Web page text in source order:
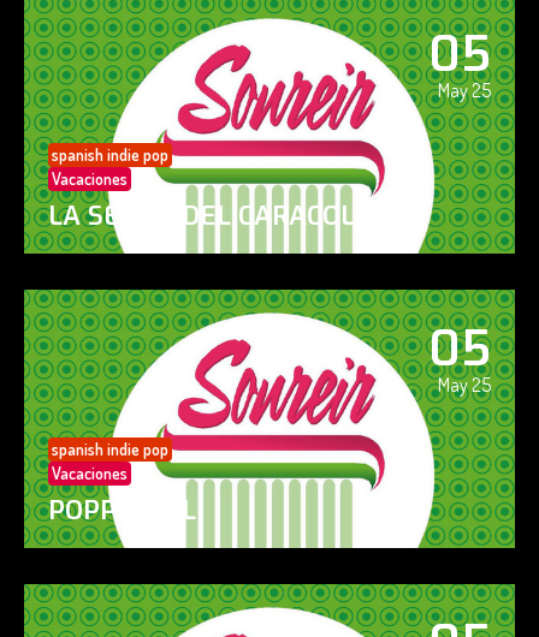
05
May 25
spanish indie pop
Vacaciones
LA SENDA DEL CARACOL
05
May 25
spanish indie pop
Vacaciones
POPPY GIRL